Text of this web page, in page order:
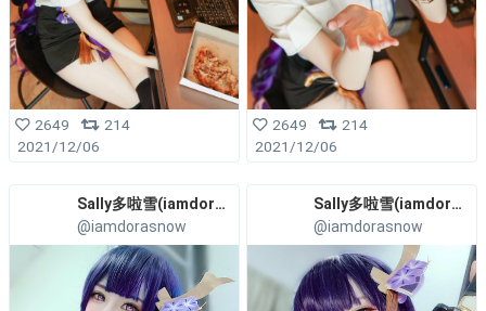
2649
214
2021/12/06
2649
214
2021/12/06
Sally多啦雪(iamdorasnow)
@iamdorasnow
Sally多啦雪(iamdorasnow)
@iamdorasnow